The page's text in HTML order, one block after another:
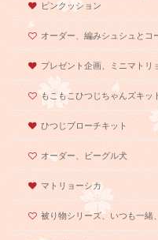
ピンクッション
オーダー、編みシュシュとコ
プレゼント企画、ミニマトリ
もこもこひつじちゃんズキッ
ひつじブローチキット
オーダー、ビーグル犬
マトリョーシカ
被り物シリーズ、いつも一緒